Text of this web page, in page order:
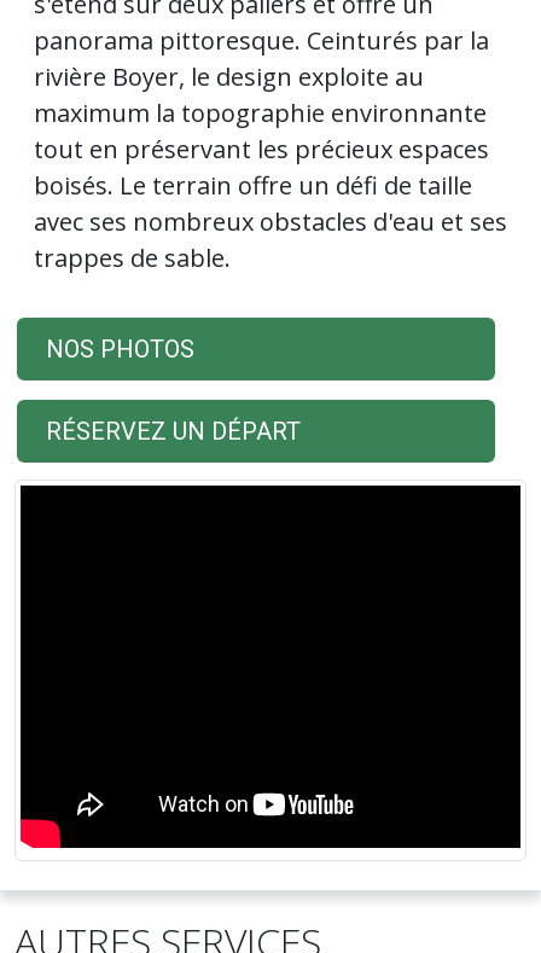
panorama pittoresque. Ceinturés par la
rivière Boyer, le design exploite au
maximum la topographie environnante
tout en préservant les précieux espaces
boisés. Le terrain offre un défi de taille
avec ses nombreux obstacles d'eau et ses
trappes de sable.
NOS PHOTOS
RÉSERVEZ UN DÉPART
AUTRES SERVICES